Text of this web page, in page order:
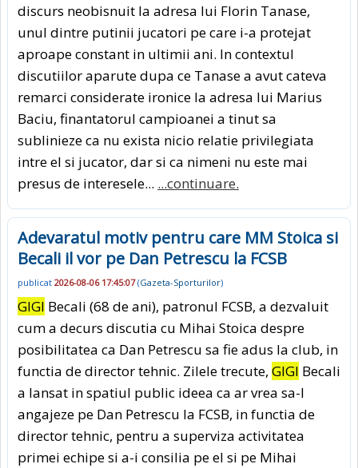
discurs neobisnuit la adresa lui Florin Tanase,
unul dintre putinii jucatori pe care i-a protejat
aproape constant in ultimii ani. In contextul
discutiilor aparute dupa ce Tanase a avut cateva
remarci considerate ironice la adresa lui Marius
Baciu, finantatorul campioanei a tinut sa
sublinieze ca nu exista nicio relatie privilegiata
intre el si jucator, dar si ca nimeni nu este mai
presus de interesele... ...continuare.
Adevaratul motiv pentru care MM Stoica si
Becali il vor pe Dan Petrescu la FCSB
publicat 2026-08-06 17:45:07(Gazeta-Sporturilor)
GIGI Becali (68 de ani), patronul FCSB, a dezvaluit
cum a decurs discutia cu Mihai Stoica despre
posibilitatea ca Dan Petrescu sa fie adus la club, in
functia de director tehnic. Zilele trecute, GIGI Becali
a lansat in spatiul public ideea ca ar vrea sa-l
angajeze pe Dan Petrescu la FCSB, in functia de
director tehnic, pentru a superviza activitatea
primei echipe si a-i consilia pe el si pe Mihai